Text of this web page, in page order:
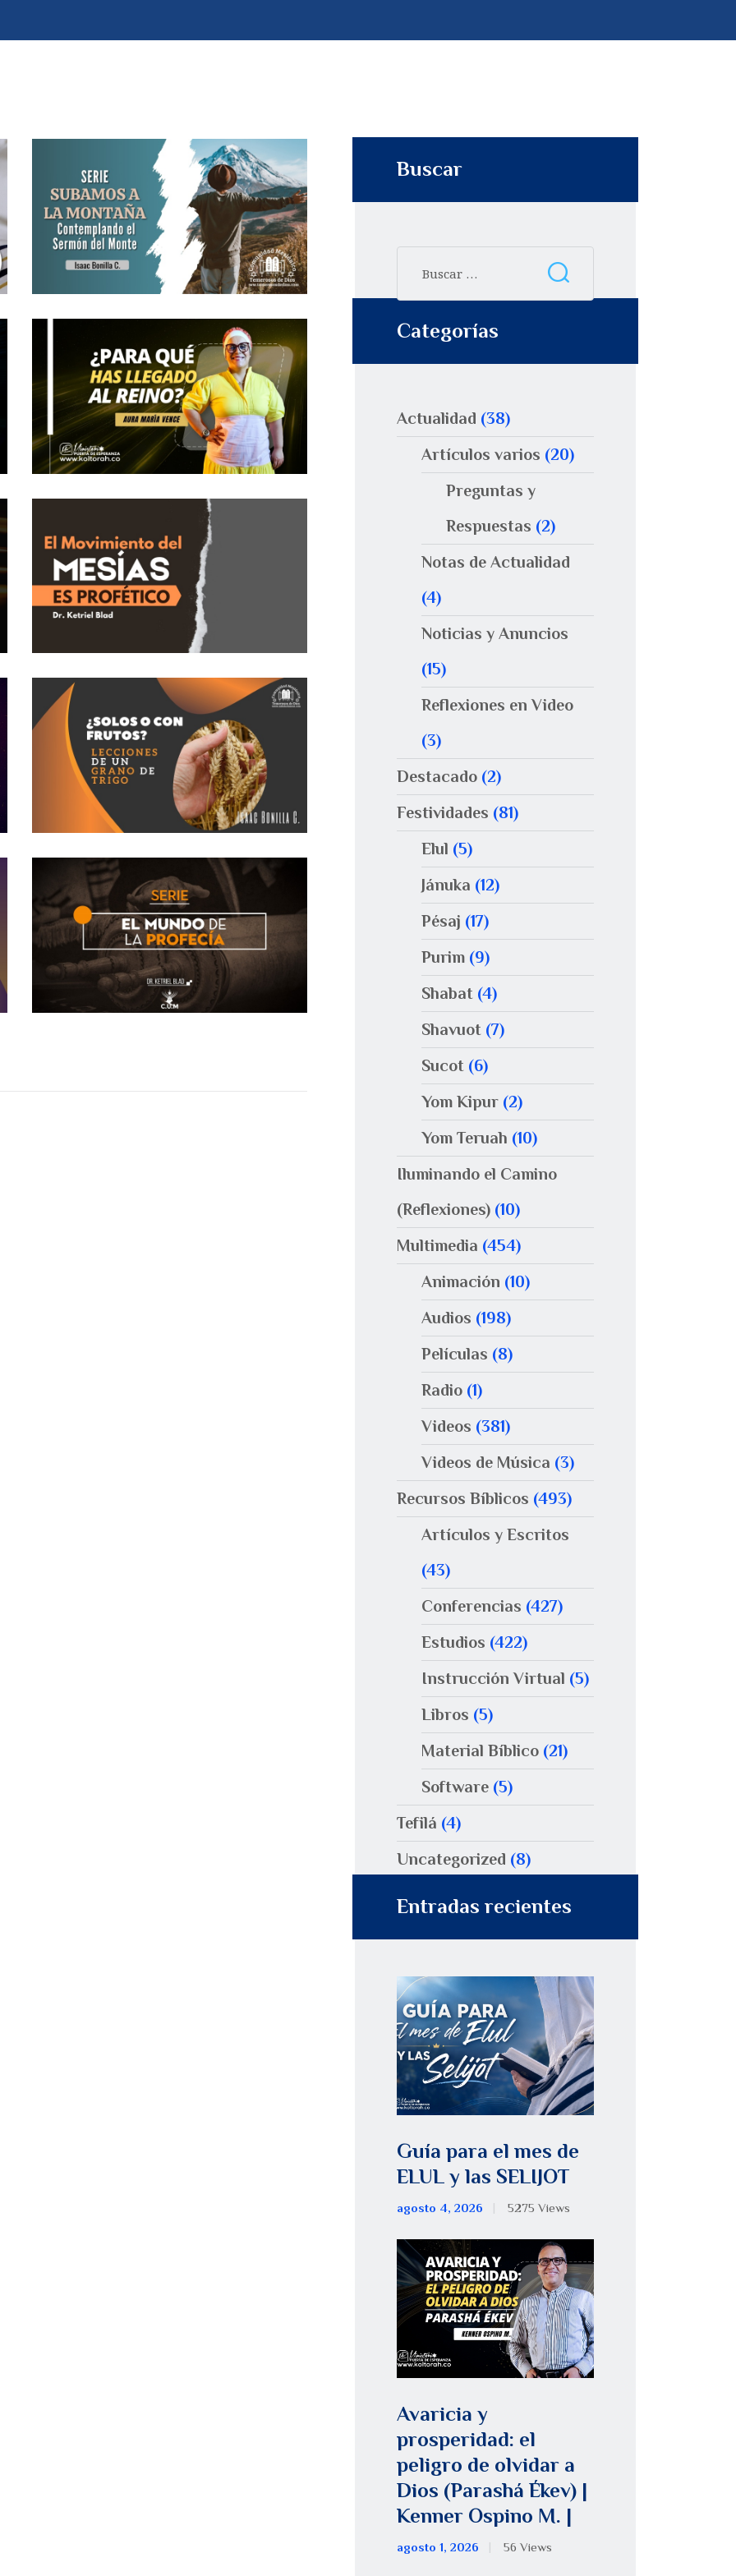
Buscar
Categorías
Actualidad (38)
Artículos varios (20)
Preguntas y
Respuestas (2)
Notas de Actualidad
(4)
Noticias y Anuncios
(15)
Reflexiones en Video
(3)
Destacado (2)
Festividades (81)
Elul (5)
Jánuka (12)
Pésaj (17)
Purim (9)
Shabat (4)
Shavuot (7)
Sucot (6)
Yom Kipur (2)
Yom Teruah (10)
Iluminando el Camino
(Reflexiones) (10)
Multimedia (454)
Animación (10)
Audios (198)
Películas (8)
Radio (1)
Videos (381)
Videos de Música (3)
Recursos Bíblicos (493)
Artículos y Escritos
(43)
Conferencias (427)
Estudios (422)
Instrucción Virtual (5)
Libros (5)
Material Bíblico (21)
Software (5)
Tefilá (4)
Uncategorized (8)
Entradas recientes
Guía para el mes de
ELUL y las SELIJOT
agosto 4, 2026 5275 Views
Avaricia y
prosperidad: el
peligro de olvidar a
Dios (Parashá Ékev) |
Kenner Ospino M. |
agosto 1, 2026 56 Views
i